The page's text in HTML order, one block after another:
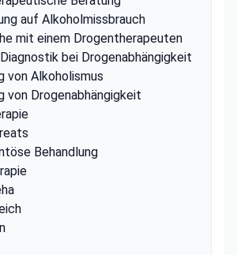
auf Alkoholmissbrauch
mit einem Drogentherapeuten
bei Drogenabhängigkeit
von Alkoholismus
von Drogenabhängigkeit
Behandlung